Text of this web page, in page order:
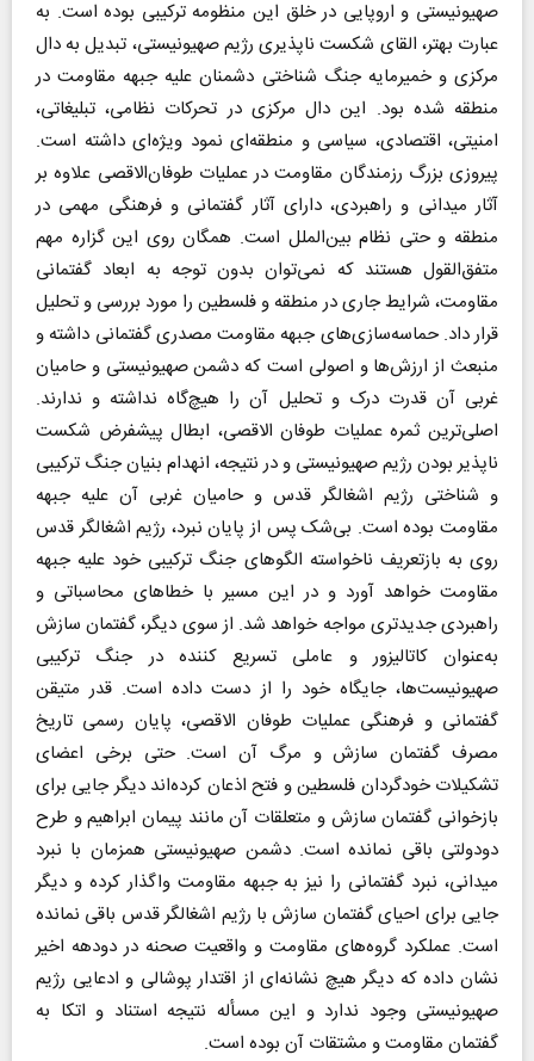
صهیونیستی و اروپایی در خلق این منظومه ترکیبی بوده است. به
عبارت بهتر، القای شکست ناپذیری رژیم صهیونیستی، تبدیل به دال
مرکزی و خمیرمایه جنگ شناختی دشمنان علیه جبهه مقاومت در
منطقه شده بود. این دال مرکزی در تحرکات نظامی، تبلیغاتی،
امنیتی، اقتصادی، سیاسی و منطقه‌ای نمود ویژه‌ای داشته است.
پیروزی بزرگ رزمندگان مقاومت در عملیات طوفان‌الاقصی علاوه بر
آثار میدانی و راهبردی، دارای آثار گفتمانی و فرهنگی مهمی در
منطقه و حتی نظام بین‌الملل است. همگان روی این گزاره مهم
متفق‌القول هستند که نمی‌توان بدون توجه به ابعاد گفتمانی
مقاومت، شرایط جاری در منطقه و فلسطین را مورد بررسی و تحلیل
قرار داد. حماسه‌سازی‌های جبهه مقاومت مصدری گفتمانی داشته و
منبعث از ارزش‌ها و اصولی است که دشمن صهیونیستی و حامیان
غربی آن قدرت درک و تحلیل آن را هیچ‌گاه نداشته و ندارند.
اصلی‌ترین ثمره عملیات طوفان الاقصی، ابطال پیشفرض شکست
ناپذیر بودن رژیم صهیونیستی و در نتیجه، انهدام بنیان جنگ ترکیبی
و شناختی رژیم اشغالگر قدس و حامیان غربی آن علیه جبهه
مقاومت بوده است. بی‌شک پس از پایان نبرد، رژیم اشغالگر قدس
روی به بازتعریف ناخواسته الگوهای جنگ ترکیبی خود علیه جبهه
مقاومت خواهد آورد و در این مسیر با خطاهای محاسباتی و
راهبردی جدیدتری مواجه خواهد شد. از سوی دیگر، گفتمان سازش
به‌عنوان کاتالیزور و عاملی تسریع کننده در جنگ ترکیبی
صهیونیست‌ها، جایگاه خود را از دست داده است. قدر متیقن
گفتمانی و فرهنگی عملیات طوفان الاقصی، پایان رسمی تاریخ
مصرف گفتمان سازش و مرگ آن است. حتی برخی اعضای
تشکیلات خودگردان فلسطین و فتح اذعان کرده‌اند دیگر جایی برای
بازخوانی گفتمان سازش و متعلقات آن مانند پیمان ابراهیم و طرح
دودولتی باقی نمانده است. دشمن صهیونیستی همزمان با نبرد
میدانی، نبرد گفتمانی را نیز به جبهه مقاومت واگذار کرده و دیگر
جایی برای احیای گفتمان سازش با رژیم اشغالگر قدس باقی نمانده
است. عملکرد گرو‌ه‌های مقاومت و واقعیت صحنه در دو‌دهه اخیر
نشان داده که دیگر هیچ نشانه‌ای از اقتدار پوشالی و ادعایی رژیم
صهیونیستی وجود ندارد و این مسأله نتیجه استناد و اتکا به
گفتمان مقاومت و مشتقات آن بوده است.